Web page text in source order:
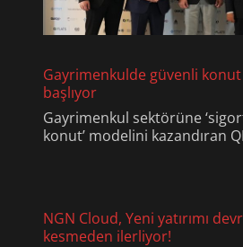
Gayrimenkulde güvenli
başlıyor
Gayrimenkul sektörüne
konut’ modelini kazandıran
NGN Cloud, Yeni yatırımı
kesmeden ilerliyor!